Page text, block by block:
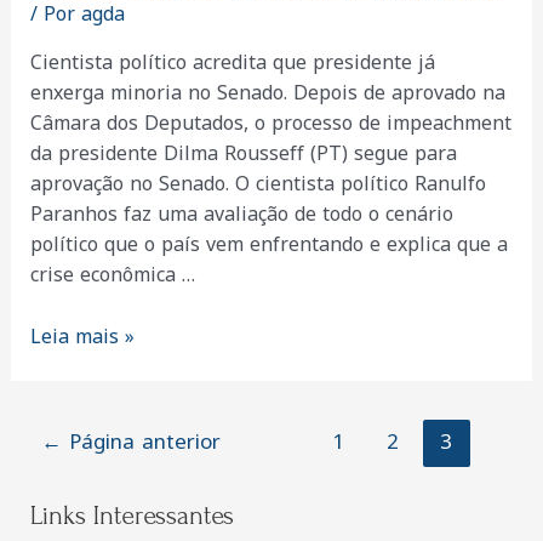
/ Poragda
Cientista político acredita que presidente já
enxerga minoria no Senado. Depois de aprovado na
Câmara dos Deputados, o processo de impeachment
da presidente Dilma Rousseff (PT) segue para
aprovação no Senado. O cientista político Ranulfo
Paranhos faz uma avaliação de todo o cenário
político que o país vem enfrentando e explica que a
crise econômica …
Chances
Dilma
continuar
Leia mais »
Paginação
← Página anterior 1 2 3
Links Interessantes